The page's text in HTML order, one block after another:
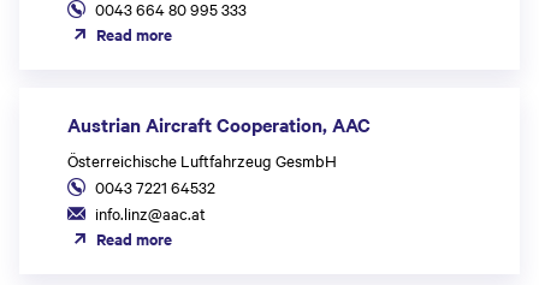
0043 664 80 995 333
Read more
Austrian Aircraft Cooperation, AAC
Österreichische Luftfahrzeug GesmbH
0043 7221 64532
info.linz@aac.at
Read more